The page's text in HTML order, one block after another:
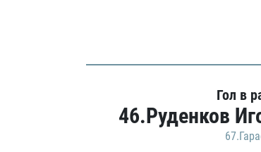
Гол в
46.Руденков